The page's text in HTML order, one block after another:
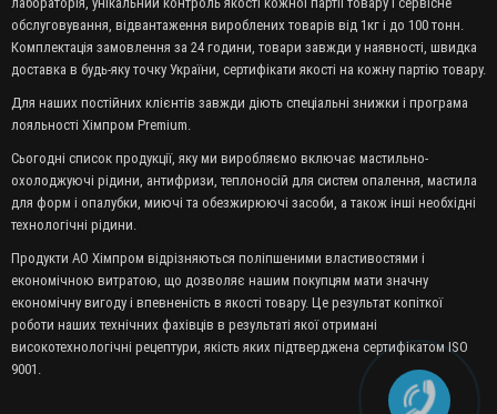
обслуговування, відвантаження вироблених товарів від 1кг і до 100 тонн.
Комплектація замовлення за 24 години, товари завжди у наявності, швидка
доставка в будь-яку точку України, сертифікати якості на кожну партію товару.
Для наших постійних клієнтів завжди діють спеціальні знижки і програма
лояльності Хімпром Premium.
Сьогодні список продукції, яку ми виробляємо включає мастильно-
охолоджуючі рідини, антифризи, теплоносій для систем опалення, мастила
для форм і опалубки, миючі та обезжирюючі засоби, а також інші необхідні
технологічні рідини.
Продукти АО Хімпром відрізняються поліпшеними властивостями і
економічною витратою, що дозволяє нашим покупцям мати значну
економічну вигоду і впевненість в якості товару. Це результат копіткої
роботи наших технічних фахівців в результаті якої отримані
високотехнологічні рецептури, якість яких підтверджена сертифікатом ISO
9001.